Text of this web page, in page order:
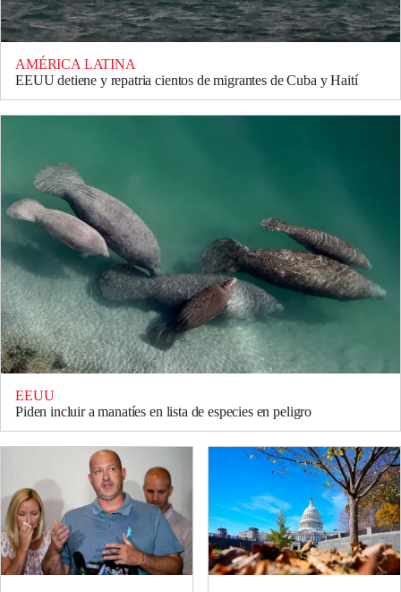
AMÉRICA LATINA
EEUU detiene y repatria cientos de migrantes de Cuba y Haití
EEUU
Piden incluir a manatíes en lista de especies en peligro